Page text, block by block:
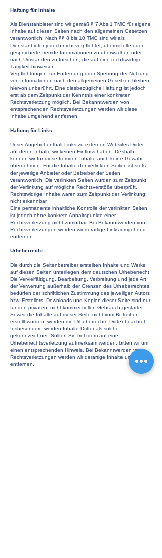
Haftung für Inhalte
Als Dienstanbieter sind wir gemäß § 7 Abs.1 TMG für eigene
Inhalte auf diesen Seiten nach den allgemeinen Gesetzen
verantwortlich. Nach §§ 8 bis 10 TMG sind wir als
Dienstanbieter jedoch nicht verpflichtet, übermittelte oder
gespeicherte fremde Informationen zu überwachen oder
nach Umständen zu forschen, die auf eine rechtswidrige
Tätigkeit hinweisen.
Verpflichtungen zur Entfernung oder Sperrung der Nutzung
von Informationen nach den allgemeinen Gesetzen bleiben
hiervon unberührt. Eine diesbezügliche Haftung ist jedoch
erst ab dem Zeitpunkt der Kenntnis einer konkreten
Rechtsverletzung möglich. Bei Bekanntwerden von
entsprechenden Rechtsverletzungen werden wir diese
Inhalte umgehend entfernen.
Haftung für Links
Unser Angebot enthält Links zu externen Websites Dritter,
auf deren Inhalte wir keinen Einfluss haben. Deshalb
können wir für diese fremden Inhalte auch keine Gewähr
übernehmen. Für die Inhalte der verlinkten Seiten ist stets
der jeweilige Anbieter oder Betreiber der Seiten
verantwortlich. Die verlinkten Seiten wurden zum Zeitpunkt
der Verlinkung auf mögliche Rechtsverstöße überprüft.
Rechtswidrige Inhalte waren zum Zeitpunkt der Verlinkung
nicht erkennbar.
Eine permanente inhaltliche Kontrolle der verlinkten Seiten
ist jedoch ohne konkrete Anhaltspunkte einer
Rechtsverletzung nicht zumutbar. Bei Bekanntwerden von
Rechtsverletzungen werden wir derartige Links umgehend
entfernen.
Urheberrecht
Die durch die Seitenbetreiber erstellten Inhalte und Werke
auf diesen Seiten unterliegen dem deutschen Urheberrecht.
Die Vervielfältigung, Bearbeitung, Verbreitung und jede Art
der Verwertung außerhalb der Grenzen des Urheberrechtes
bedürfen der schriftlichen Zustimmung des jeweiligen Autors
bzw. Erstellers. Downloads und Kopien dieser Seite sind nur
für den privaten, nicht kommerziellen Gebrauch gestattet.
Soweit die Inhalte auf dieser Seite nicht vom Betreiber
erstellt wurden, werden die Urheberrechte Dritter beachtet.
Insbesondere werden Inhalte Dritter als solche
gekennzeichnet. Sollten Sie trotzdem auf eine
Urheberrechtsverletzung aufmerksam werden, bitten wir um
einen entsprechenden Hinweis. Bei Bekanntwerden von
Rechtsverletzungen werden wir derartige Inhalte umgehend
entfernen.